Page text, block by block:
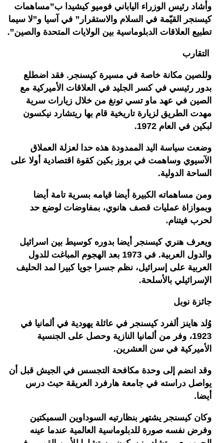
وأشاد رئيس الوزراء الياباني فوميو كيشيدا ب”مساهمات
كيسنجر القيّمة في السلام والاستقرار” في آسيا و”لا سيما
تطبيع العلاقات الدبلوماسية بين الولايات المتحدة والصين”.
التقارب
وللصين مكانة خاصة في مسيرة كيسنجر. فقد اضطلع
بدور رئيسي في كسر الجليد في العلاقات الأميركية مع
الصين في عهد ماو تسي تونغ من خلال زيارات سرية
مهدت الطريق لزيارة تاريخية قام بها ريتشارد نيكسون
لبكين في العام 1972.
وضعت سياسة اليد الممدودة هذه حدا لعزلة العملاق
الآسيوي وساهمت في بروز بكين كقوة اقتصادية أولا على
الساحة الدولية.
ومن مساهماته الكبيرة أيضا قيامه بسرية تامة أيضا
وبموازاة عمليات قصف هانوي، بمفاوضات لوضع حد
لحرب فيتنام.
ويعرف هنري كيسنجر أيضا بدوره كوسيط بين اسرائيل
والدول العربية. في 1973 بعد الهجوم المباغت للدول
العربية على إسرائيل، نظم جسرا جويا كبيرا لمد الحليف
الإسرائيلي بالأسلحة.
جائزة نوبل
وُلد هاينز ألفرد كيسنجر في عائلة يهودية في ألمانيا في
1923، وفر من ألمانيا النازية وحصل على الجنسية
الأميركية في سن العشرين.
وقد انضم إلى وحدة مكافحة التجسس في الجيش قبل أن
يواصل دراسته في جامعة هارفرد العريقة حيث درس
أيضا.
وكان كيسنجر يشتهر بنظارتيه السوداوين السميكتين
وفرض نفسه صورة للدبلوماسية العالمية عندما عينه